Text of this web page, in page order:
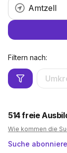
Filtern nach:
514freie
Wie kommen die
Suche